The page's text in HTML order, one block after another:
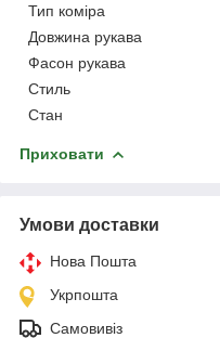
Тип коміра
Довжина рукава
Фасон рукава
Стиль
Стан
Приховати
Умови доставки
Нова Пошта
Укрпошта
Самовивіз